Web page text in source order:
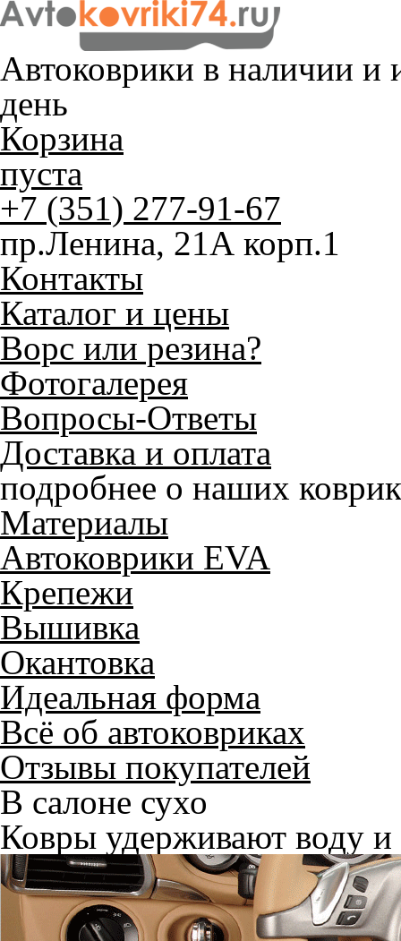
Автоковрики в наличии и
день
Корзина
пуста
+7 (351) 277-91-67
пр.Ленина, 21А корп.1
Контакты
Каталог и цены
Ворс или резина?
Фотогалерея
Вопросы-Ответы
Доставка и оплата
подробнее о наших
Материалы
Автоковрики EVA
Крепежи
Вышивка
Окантовка
Идеальная форма
Всё об автоковриках
Отзывы покупателей
В салоне сухо
Ковры удерживают воду и